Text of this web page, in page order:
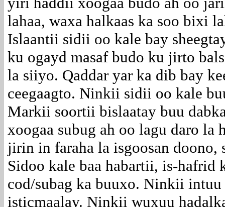
lahaa, waxa halkaas ka soo bixi
Islaantii sidii oo kale bay
ku ogayd masaf budo ku jirto
la siiyo. Qaddar yar ka dib bay
ceegaagto. Ninkii sidii oo kale
Markii soortii bislaatay buu
xoogaa subug ah oo lagu daro la
jirin in faraha la isgoosan doono,
Sidoo kale baa habartii, is-hafrid
cod/subag ka buuxo. Ninkii intuu
isticmaalay. Ninkii wuxuu